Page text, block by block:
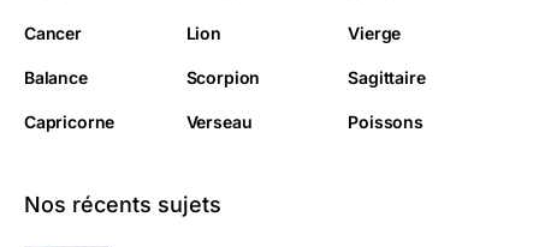
Cancer Lion Vierge
Balance Scorpion Sagittaire
Capricorne Verseau Poissons
Nos récents sujets